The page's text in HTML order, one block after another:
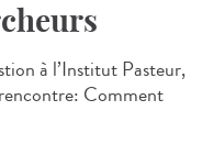
à l’Institut Pasteur,
Comment